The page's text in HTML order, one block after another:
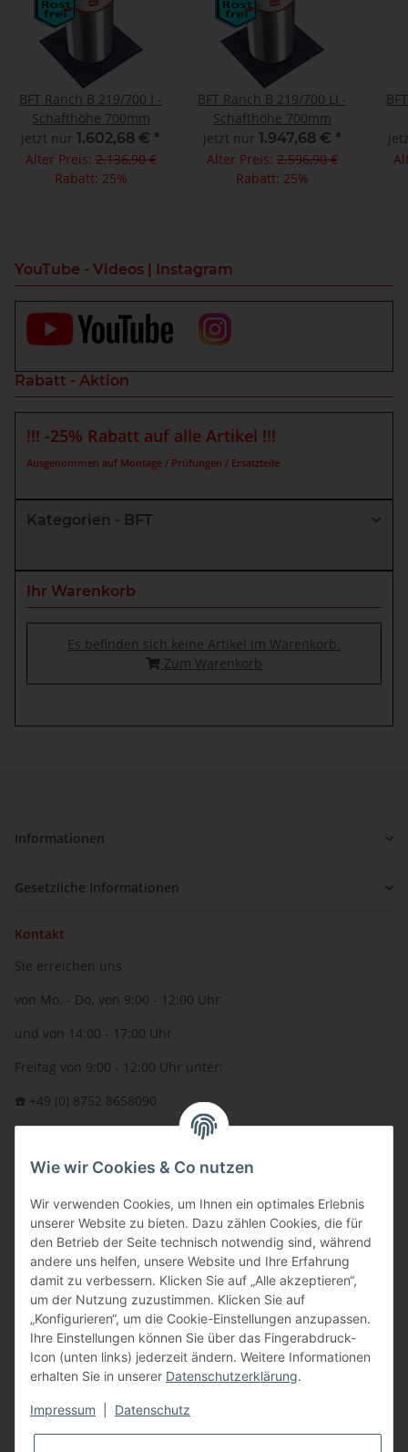
BFT Ranch B 219/700 I -
Schafthöhe 700mm
jetzt nur 1.602,68 € *
Alter Preis:2.136,90 €
Rabatt: 25%
BFT Ranch B 219/700 LI -
Schafthöhe 700mm
jetzt nur 1.947,68 € *
Alter Preis:2.596,90 €
Rabatt: 25%
YouTube - Videos | Instagram
Rabatt - Aktion
!!! -25% Rabatt auf alle Artikel !!!
Ausgenommen auf Montage / Prüfungen / Ersatzteile
Kategorien - BFT
Ihr Warenkorb
Es befinden sich keine Artikel im Warenkorb.
Zum Warenkorb
Informationen
Gesetzliche Informationen
Kontakt
Sie erreichen uns
von Mo. - Do. von 9:00 - 12:00 Uhr
und von 14:00 - 17:00 Uhr
Freitag von 9:00 - 12:00 Uhr unter:
☎️ +49 (0) 8752 8658090
oder über unserKontaktformular
BFT - Autorisierter Fachhändler
Wie wir Cookies & Co nutzen
Wir verwenden Cookies, um Ihnen ein optimales Erlebnis
unserer Website zu bieten. Dazu zählen Cookies, die für
den Betrieb der Seite technisch notwendig sind, während
andere uns helfen, unsere Website und Ihre Erfahrung
damit zu verbessern. Klicken Sie auf „Alle akzeptieren“,
um der Nutzung zuzustimmen. Klicken Sie auf
„Konfigurieren“, um die Cookie-Einstellungen anzupassen.
Ihre Einstellungen können Sie über das Fingerabdruck-
Icon (unten links) jederzeit ändern. Weitere Informationen
erhalten Sie in unserer Datenschutzerklärung.
Impressum Datenschutz